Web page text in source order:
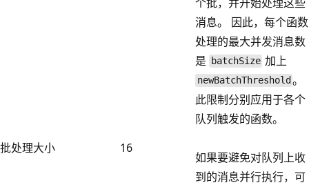
批处理大小 16
消息。 因此，每个函数
处理的最大并发消息数
是
batchSize 加上
newBatchThreshold 。
此限制分别应用于各个
队列触发的函数。
如果要避免对队列上收
到的消息并行执行，可